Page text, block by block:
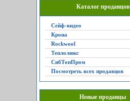
Каталог продавцов
Сейф-видео
Крона
Rockwool
Теплолюкс
СибТопПром
Посмотреть всех продавцов
Новые продавцы